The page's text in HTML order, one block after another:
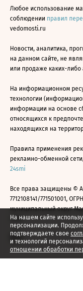
На нашем сайте
персонализации.
подтверждаете свое
и технологий
отношении обработки
Любое использование
соблюдении правил
vedomosti.ru
Новости, аналитика,
на данном сайте, не
или продаже каких-либо
На информационном
технологии
информации на основе
относящихся к
находящихся на
Правила применения
рекламно-обменной
24smi
Все права защищены ©
7712108141/771501001,
муниципальный округ
2026